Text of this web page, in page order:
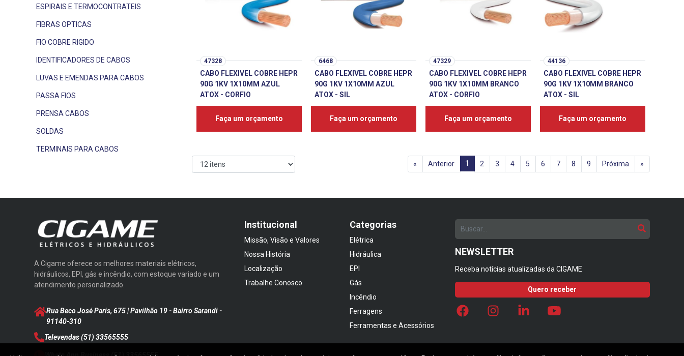
ESPIRAIS E TERMOCONTRATEIS
FIBRAS OPTICAS
FIO COBRE RIGIDO
IDENTIFICADORES DE CABOS
LUVAS E EMENDAS PARA CABOS
PASSA FIOS
PRENSA CABOS
SOLDAS
TERMINAIS PARA CABOS
47328
CABO FLEXIVEL COBRE HEPR
90G 1KV 1X10MM AZUL
ATOX - CORFIO
Faça um orçamento
6468
CABO FLEXIVEL COBRE HEPR
90G 1KV 1X10MM AZUL
ATOX - SIL
Faça um orçamento
47329
CABO FLEXIVEL COBRE HEPR
90G 1KV 1X10MM BRANCO
ATOX - CORFIO
Faça um orçamento
44136
CABO FLEXIVEL COBRE HEPR
90G 1KV 1X10MM BRANCO
ATOX - SIL
Faça um orçamento
« Anterior 1 2 3 4 5 6 7 8 9 Próxima »
A Cigame oferece os melhores materiais elétricos,
hidráulicos, EPI, gás e incêndio, com estoque variado e um
atendimento personalizado.
Rua Beco José Paris, 675 | Pavilhão 19 - Bairro Sarandi-
91140-310
Televendas(51) 33565555
Institucional
Missão, Visão e Valores
Nossa História
Localização
Trabalhe Conosco
Categorias
Elétrica
Hidráulica
EPI
Gás
Incêndio
Ferragens
Ferramentas e Acessórios
NEWSLETTER
Receba notícias atualizadas da CIGAME
Quero receber